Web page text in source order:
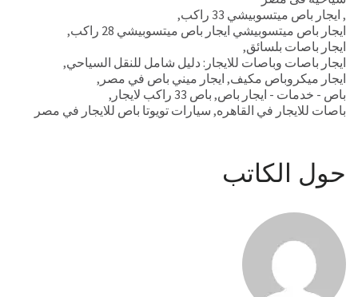
, ايجار باص ميتسوبيشي 33 راكب
,
ايجار باص ميتسوبيشي ايجار باص ميتسوبيشي 28 راكب
,
ايجار باصات بلسائق,
ايجار باصات وباصات للايجار: دليل شامل للنقل السياحي,
ايجار ميكروباص مكيف, ايجار ميني باص في مصر ,
باص - خدمات - ايجار باص, باص 33 راكب لايجار
,
باصات للايجار في القاهره, سيارات تويوتا باص للايجار في مصر
حول الكاتب